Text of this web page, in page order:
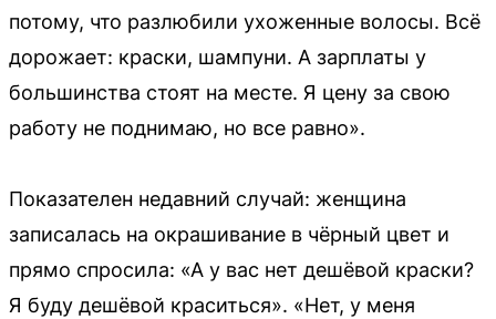
потому, что разлюбили ухоженные волосы. Всё
дорожает: краски, шампуни. А зарплаты у
большинства стоят на месте. Я цену за свою
работу не поднимаю, но все равно».
Показателен недавний случай: женщина
записалась на окрашивание в чёрный цвет и
прямо спросила: «А у вас нет дешёвой краски?
Я буду дешёвой краситься». «Нет, у меня